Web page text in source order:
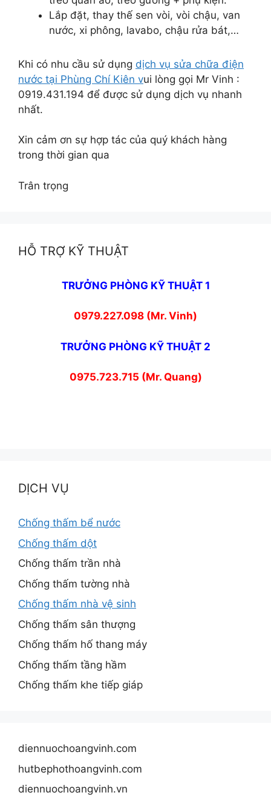
Lắp đặt, thay thế sen vòi, vòi chậu, van
nước, xi phông, lavabo, chậu rửa bát,…
Khi có nhu cầu sử dụng dịch vụ sửa chữa điện
nước tại Phùng Chí Kiên vui lòng gọi Mr Vinh :
0919.431.194 để được sử dụng dịch vụ nhanh
nhất.
Xin cảm ơn sự hợp tác của quý khách hàng
trong thời gian qua
Trân trọng
HỖ TRỢ KỸ THUẬT
TRƯỞNG PHÒNG KỸ THUẬT 1
0979.227.098 (Mr. Vinh)
TRƯỞNG PHÒNG KỸ THUẬT 2
0975.723.715 (Mr. Quang)
DỊCH VỤ
Chống thấm bể nước
Chống thấm dột
Chống thấm trần nhà
Chống thấm tường nhà
Chống thấm nhà vệ sinh
Chống thấm sân thượng
Chống thấm hố thang máy
Chống thấm tầng hầm
Chống thấm khe tiếp giáp
diennuochoangvinh.com
hutbephothoangvinh.com
diennuochoangvinh.vn